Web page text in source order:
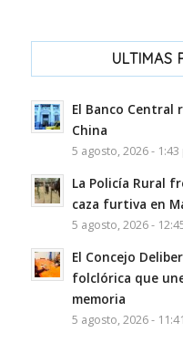
ULTIMAS
El Banco Central
China
5 agosto, 2026 - 1:43
La Policía Rural
caza furtiva en
5 agosto, 2026 -
El Concejo
folclórica que
memoria
5 agosto, 2026 -